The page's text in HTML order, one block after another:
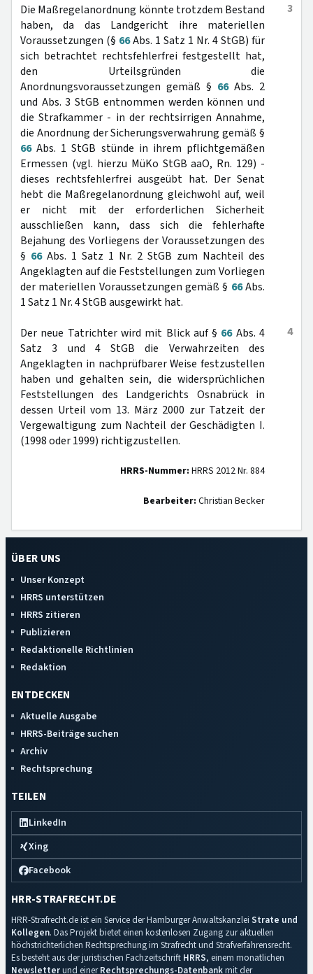
3
Die Maßregelanordnung könnte trotzdem Bestand
haben, da das Landgericht ihre materiellen
Voraussetzungen (§ 66Abs. 1 Satz 1 Nr. 4 StGB) für
sich betrachtet rechtsfehlerfrei festgestellt hat,
den Urteilsgründen die
Anordnungsvoraussetzungen gemäß § 66Abs. 2
und Abs. 3 StGB entnommen werden können und
die Strafkammer - in der rechtsirrigen Annahme,
die Anordnung der Sicherungsverwahrung gemäß §
66Abs. 1 StGB stünde in ihrem pflichtgemäßen
Ermessen (vgl. hierzu MüKo StGB aaO, Rn. 129) -
dieses rechtsfehlerfrei ausgeübt hat. Der Senat
hebt die Maßregelanordnung gleichwohl auf, weil
er nicht mit der erforderlichen Sicherheit
ausschließen kann, dass sich die fehlerhafte
Bejahung des Vorliegens der Voraussetzungen des
§ 66Abs. 1 Satz 1 Nr. 2 StGB zum Nachteil des
Angeklagten auf die Feststellungen zum Vorliegen
der materiellen Voraussetzungen gemäß § 66Abs.
1 Satz 1 Nr. 4 StGB ausgewirkt hat.
4
Der neue Tatrichter wird mit Blick auf § 66Abs. 4
Satz 3 und 4 StGB die Verwahrzeiten des
Angeklagten in nachprüfbarer Weise festzustellen
haben und gehalten sein, die widersprüchlichen
Feststellungen des Landgerichts Osnabrück in
dessen Urteil vom 13. März 2000 zur Tatzeit der
Vergewaltigung zum Nachteil der Geschädigten I.
(1998 oder 1999) richtigzustellen.
HRRS-Nummer: HRRS 2012 Nr. 884
Bearbeiter: Christian Becker
ÜBER UNS
Unser Konzept
HRRS unterstützen
HRRS zitieren
Publizieren
Redaktionelle Richtlinien
Redaktion
ENTDECKEN
Aktuelle Ausgabe
HRRS-Beiträge suchen
Archiv
Rechtsprechung
TEILEN
LinkedIn
Xing
Facebook
HRR-STRAFRECHT.DE
HRR-Strafrecht.de ist ein Service der Hamburger Anwaltskanzlei Strate und
Kollegen. Das Projekt bietet einen kostenlosen Zugang zur aktuellen
höchstrichterlichen Rechtsprechung im Strafrecht und Strafverfahrensrecht.
Es besteht aus der juristischen Fachzeitschrift HRRS, einem monatlichen
Newsletterund einerRechtsprechungs-Datenbankmit der